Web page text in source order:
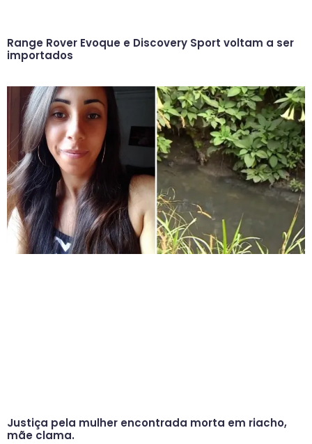
Range Rover Evoque e Discovery Sport voltam a ser
importados
Justiça pela mulher encontrada morta em riacho,
mãe clama.